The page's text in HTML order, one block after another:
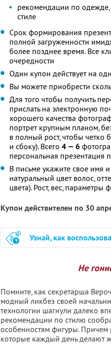
рекомендации по одежде,
стиле
Срок формирования
полной загруженности
более позднее время. Все
очередности
Один купон действует на
Вы можете приобрести
Для того чтобы получить
прислать на электронную
хорошего качества
портрет крупным планом,
в полный рост, чтобы
и сбоку). Всего 4 — 6
персональная презентация
В письме укажите свое имя
натуральный цвет волос,
цвета). Рост, вес, параметры
Купон действителен по 30
Узнай, как
Не
Помните, как секретарша
модный ликбез своей
технологии шагнули далеко
рекомендации по стилю
особенностям фигуры. Причем
которые каждый день делают